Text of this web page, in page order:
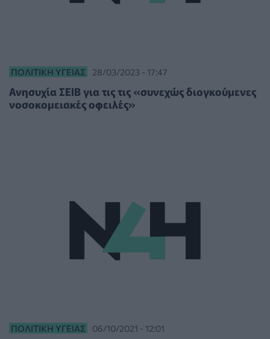
ΠΟΛΙΤΙΚΉ ΥΓΕΊΑΣ 28/03/2023 - 17:47
Ανησυχία ΣΕΙΒ για τις τις «συνεχώς διογκούμενες
νοσοκομειακές οφειλές»
ΠΟΛΙΤΙΚΉ ΥΓΕΊΑΣ 06/10/2021 - 12:01